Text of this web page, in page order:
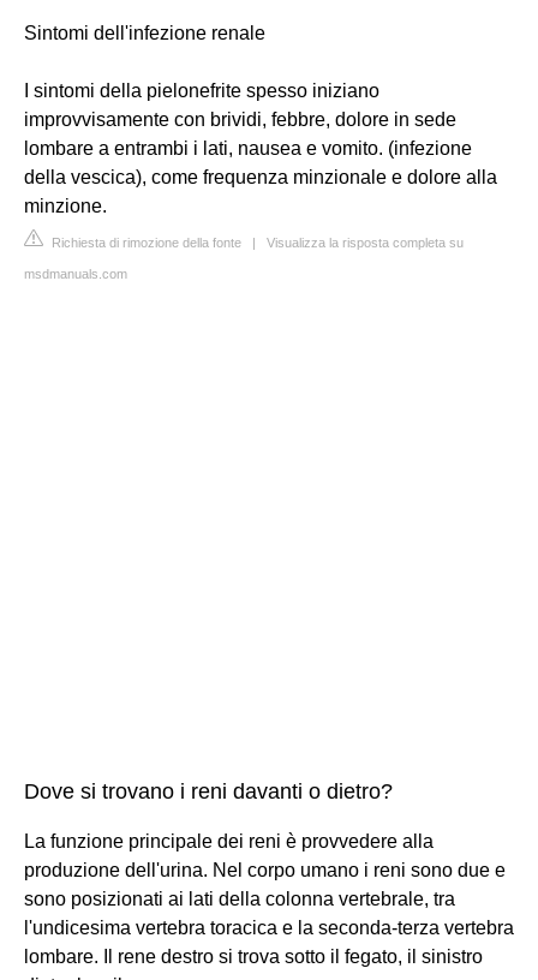
Sintomi dell'infezione renale
I sintomi della pielonefrite spesso iniziano
improvvisamente con brividi, febbre, dolore in sede
lombare a entrambi i lati, nausea e vomito. (infezione
della vescica), come frequenza minzionale e dolore alla
minzione.
Richiesta di rimozione della fonte | Visualizza la risposta completa su
msdmanuals.com
Dove si trovano i reni davanti o dietro?
La funzione principale dei reni è provvedere alla
produzione dell'urina. Nel corpo umano i reni sono due e
sono posizionati ai lati della colonna vertebrale, tra
l'undicesima vertebra toracica e la seconda-terza vertebra
lombare. Il rene destro si trova sotto il fegato, il sinistro